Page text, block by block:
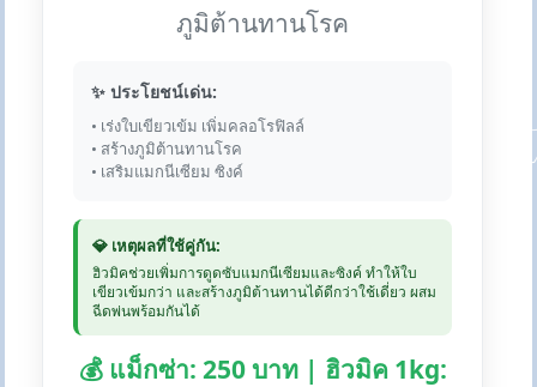
ภูมิต้านทานโรค
✨ ประโยชน์เด่น:
• เร่งใบเขียวเข้ม เพิ่มคลอโรฟิลล์
• สร้างภูมิต้านทานโรค
• เสริมแมกนีเซียม ซิงค์
💎 เหตุผลที่ใช้คู่กัน:
ฮิวมิคช่วยเพิ่มการดูดซับแมกนีเซียมและซิงค์ ทำให้ใบ
เขียวเข้มกว่า และสร้างภูมิต้านทานได้ดีกว่าใช้เดี่ยว ผสม
ฉีดพ่นพร้อมกันได้
💰 แม็กซ่า: 250 บาท | ฮิวมิค 1kg: